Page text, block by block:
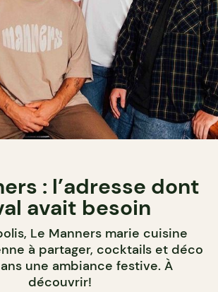
: l’adresse dont
avait besoin
Le Manners marie cuisine
à partager, cocktails et déco
une ambiance festive. À
découvrir!